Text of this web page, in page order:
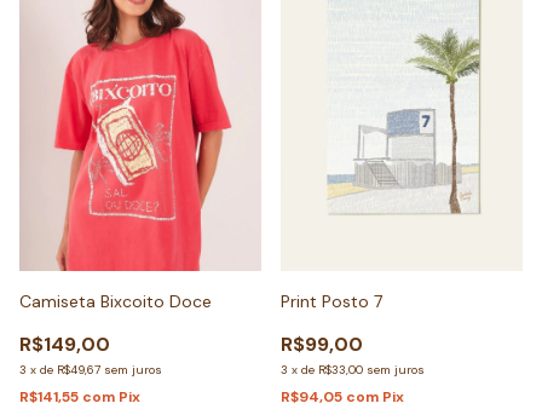
Camiseta Bixcoito Doce
R$149,00
3 x de R$49,67 sem juros
R$141,55 com Pix
Print Posto 7
R$99,00
3 x de R$33,00 sem juros
R$94,05 com Pix